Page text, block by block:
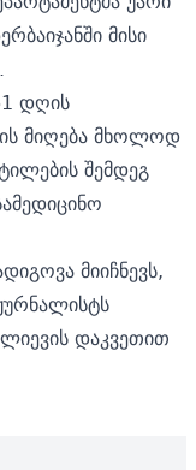
მისი
დღის
მიღება მხოლოდ
შემდეგ
მიიჩნევს,
დაკვეთით